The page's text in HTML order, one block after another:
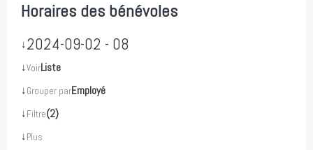
Horaires des bénévoles
↓2024-09-02 - 08
↓VoirListe
↓Grouper parEmployé
↓Filtre(2)
↓Plus